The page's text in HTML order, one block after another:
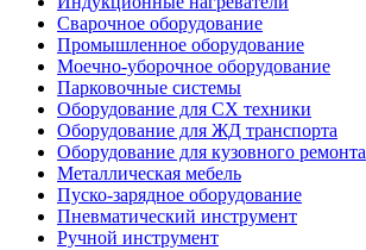
Сварочное оборудование
Промышленное оборудование
Моечно-уборочное оборудование
Парковочные системы
Оборудование для СХ техники
Оборудование для ЖД транспорта
Оборудование для кузовного ремонта
Металлическая мебель
Пуско-зарядное оборудование
Пневматический инструмент
Ручной инструмент